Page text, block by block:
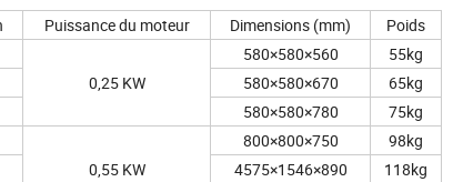
Puissance du moteur Dimensions (mm) Poids
0,25 KW
580×580×560
55kg
580×580×670
65kg
580×580×780 75kg
0,55 KW
800×800×750
98kg
4575×1546×890
118kg